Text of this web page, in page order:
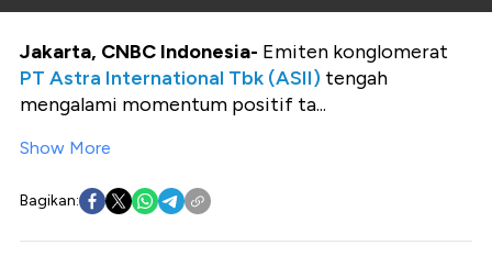
Jakarta, CNBC Indonesia- Emiten konglomerat
PT Astra International Tbk (ASII) tengah
mengalami momentum positif ta...
Show More
Bagikan: